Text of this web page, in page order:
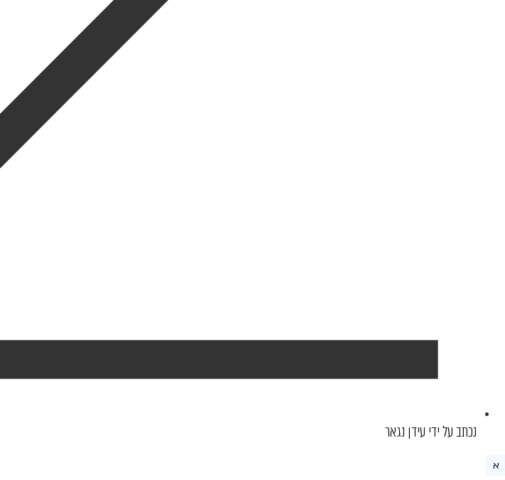
נכתב על ידי עידן נגאר
א